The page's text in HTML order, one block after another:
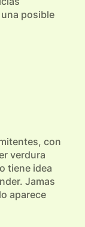
posible
con
verdura
tiene idea
Jamas
aparece